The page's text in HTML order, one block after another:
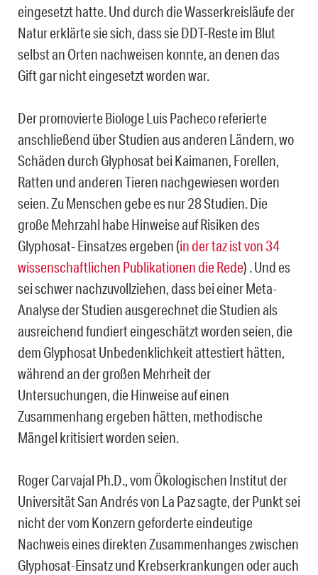
eingesetzt hatte. Und durch die Wasserkreisläufe der
Natur erklärte sie sich, dass sie DDT-Reste im Blut
selbst an Orten nachweisen konnte, an denen das
Gift gar nicht eingesetzt worden war.
Der promovierte Biologe Luis Pacheco referierte
anschließend über Studien aus anderen Ländern, wo
Schäden durch Glyphosat bei Kaimanen, Forellen,
Ratten und anderen Tieren nachgewiesen worden
seien. Zu Menschen gebe es nur 28 Studien. Die
große Mehrzahl habe Hinweise auf Risiken des
Glyphosat- Einsatzes ergeben (in der taz ist von 34
wissenschaftlichen Publikationen die Rede) . Und es
sei schwer nachzuvollziehen, dass bei einer Meta-
Analyse der Studien ausgerechnet die Studien als
ausreichend fundiert eingeschätzt worden seien, die
dem Glyphosat Unbedenklichkeit attestiert hätten,
während an der großen Mehrheit der
Untersuchungen, die Hinweise auf einen
Zusammenhang ergeben hätten, methodische
Mängel kritisiert worden seien.
Roger Carvajal Ph.D., vom Ökologischen Institut der
Universität San Andrés von La Paz sagte, der Punkt sei
nicht der vom Konzern geforderte eindeutige
Nachweis eines direkten Zusammenhanges zwischen
Glyphosat-Einsatz und Krebserkrankungen oder auch